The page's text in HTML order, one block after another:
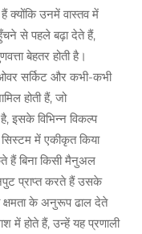
उनमें वास्तव में
से पहले बढ़ा देते हैं,
बेहतर होती है।
सर्किट और कभी-कभी
होती हैं, जो
इसके विभिन्न विकल्प
में एकीकृत किया
हैं बिना किसी मैनुअल
प्राप्त करते हैं उसके
के अनुरूप ढाल देते
होते हैं, उन्हें यह प्रणाली